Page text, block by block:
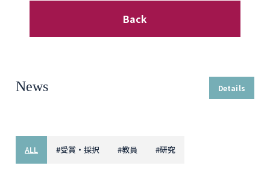
Back
News Details
ALL #受賞・採択 #教員 #研究